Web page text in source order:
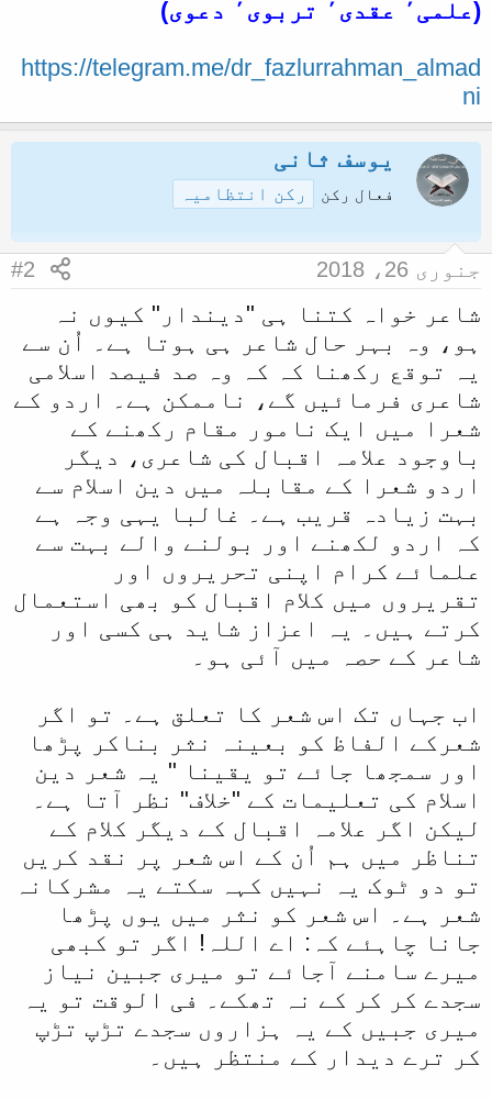
(علمی٬ عقدی٬ تربوی٬ دعوی)
https://telegram.me/dr_fazlurrahman_almad
ni
یوسف ثانی
فعال رکن رکن انتظامیہ
جنوری 26، 2018 #2
شاعر خواہ کتنا ہی "دیندار" کیوں نہ
ہو، وہ بہر حال شاعر ہی ہوتا ہے۔ اُن سے
یہ توقع رکھنا کہ کہ وہ صد فیصد اسلامی
شاعری فرمائیں گے، ناممکن ہے۔ اردو کے
شعرا میں ایک نامور مقام رکھنے کے
باوجود علامہ اقبال کی شاعری، دیگر
اردو شعرا کے مقابلہ میں دین اسلام سے
بہت زیادہ قریب ہے۔ غالبا یہی وجہ ہے
کہ اردو لکھنے اور بولنے والے بہت سے
علمائے کرام اپنی تحریروں اور
تقریروں میں کلام اقبال کو بھی استعمال
کرتے ہیں۔ یہ اعزاز شاید ہی کسی اور
شاعر کے حصہ میں آئی ہو۔
اب جہاں تک اس شعر کا تعلق ہے۔ تو اگر
شعرکے الفاظ کو بعینہ نثر بناکر پڑھا
اور سمجھا جائے تو یقینا " یہ شعر دین
اسلام کی تعلیمات کے "خلاف" نظر آتا ہے۔
لیکن اگر علامہ اقبال کے دیگر کلام کے
تناظر میں ہم اُن کے اس شعر پر نقد کریں
تو دو ٹوک یہ نہیں کہہ سکتے یہ مشرکانہ
شعر ہے۔ اس شعر کو نثر میں یوں پڑھا
جانا چاہئے کہ: اے اللہ! اگر تو کبھی
میرے سامنے آجائے تو میری جبین نیاز
سجدے کر کر کے نہ تھکے۔ فی الوقت تو یہ
میری جبیں کے یہ ہزاروں سجدے تڑپ تڑپ
کر ترے دیدار کے منتظر ہیں۔